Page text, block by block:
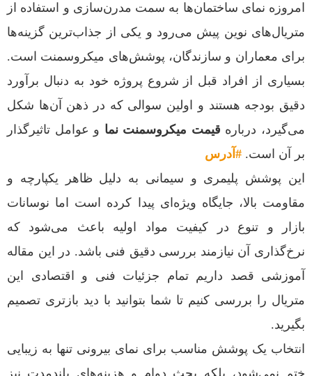
امروزه نمای ساختمان‌ها به سمت مدرن‌سازی و استفاده از
متریال‌های نوین پیش می‌رود و یکی از جذاب‌ترین گزینه‌ها
برای معماران و سازندگان، پوشش‌های میکروسمنت است.
بسیاری از افراد قبل از شروع پروژه خود به دنبال برآورد
دقیق بودجه هستند و اولین سوالی که در ذهن آن‌ها شکل
می‌گیرد، درباره قیمت میکروسمنت نما و عوامل تاثیرگذار
بر آن است. #آدرس
این پوشش پلیمری و سیمانی به دلیل ظاهر یکپارچه و
مقاومت بالا، جایگاه ویژه‌ای پیدا کرده است اما نوسانات
بازار و تنوع در کیفیت مواد اولیه باعث می‌شود که
نرخ‌گذاری آن نیازمند بررسی دقیق فنی باشد. در این مقاله
آموزشی قصد داریم تمام جزئیات فنی و اقتصادی این
متریال را بررسی کنیم تا شما بتوانید با دید بازتری تصمیم
بگیرید.
انتخاب یک پوشش مناسب برای نمای بیرونی تنها به زیبایی
ختم نمی‌شود، بلکه بحث دوام و هزینه‌های بلندمدت نیز